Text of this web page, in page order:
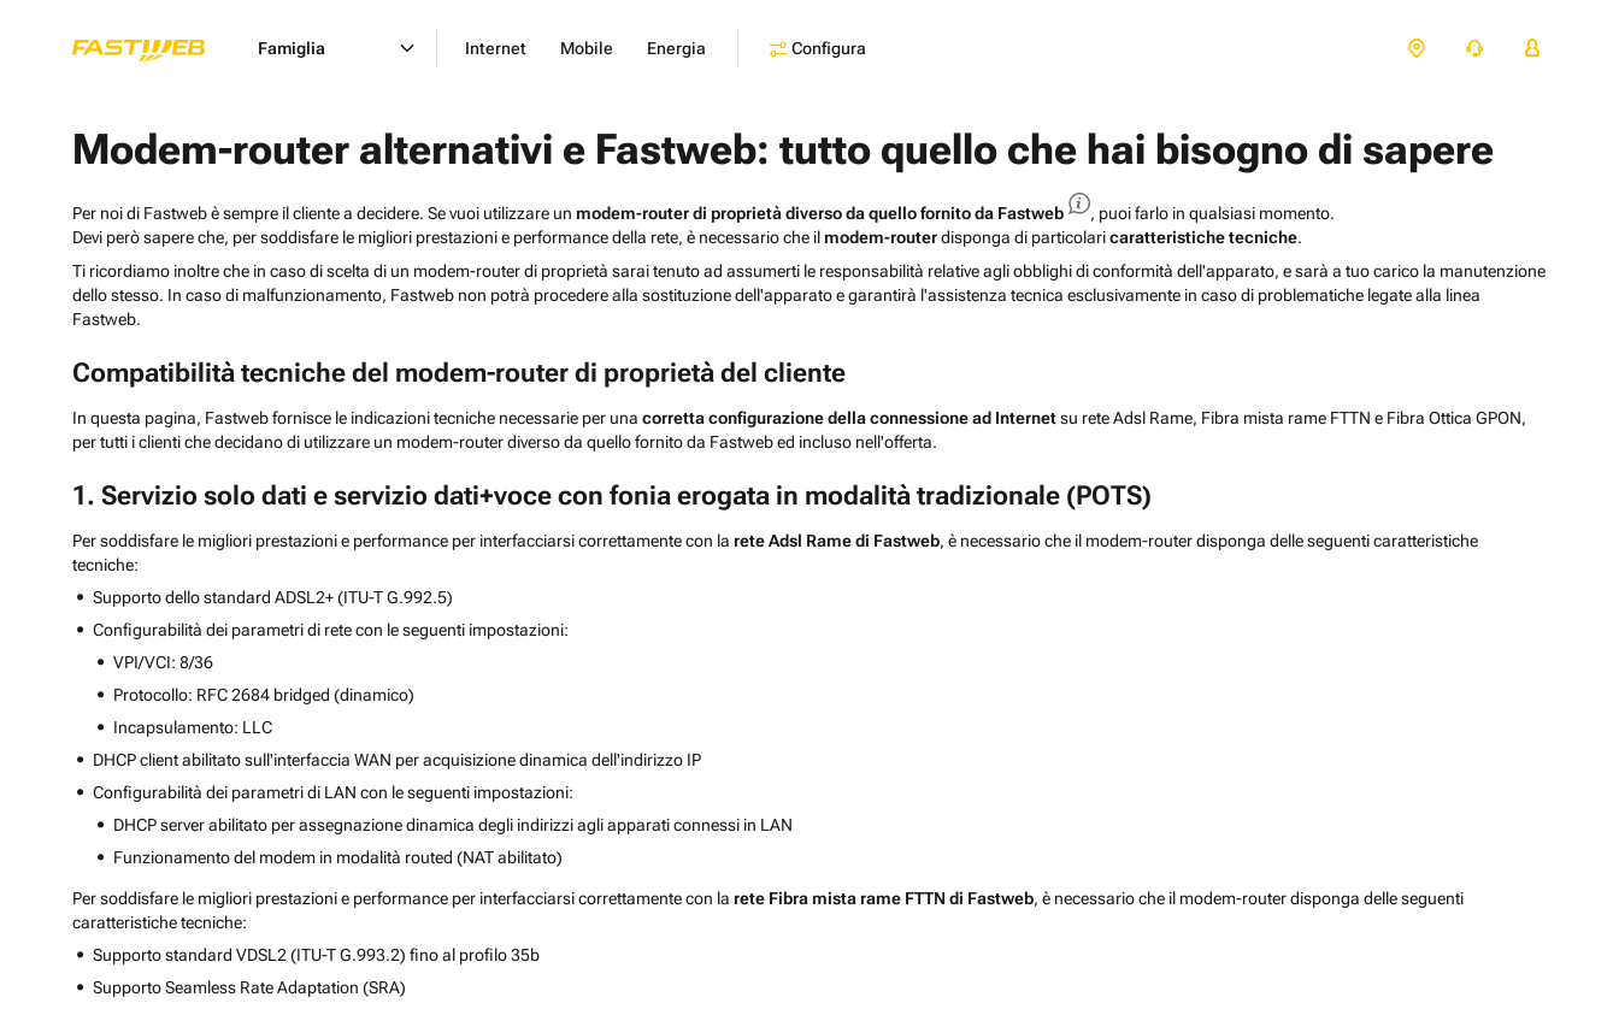
Famiglia Internet Mobile Energia Configura
Modem-router alternativi e Fastweb: tutto quello che hai bisogno di sapere
Per noi di Fastweb è sempre il cliente a decidere. Se vuoi utilizzare un modem-router di proprietà diverso da quello fornito da Fastweb
, puoi farlo in qualsiasi momento.
Devi però sapere che, per soddisfare le migliori prestazioni e performance della rete, è necessario che il modem-routerdisponga di particolaricaratteristiche tecniche.
Ti ricordiamo inoltre che in caso di scelta di un modem-router di proprietà sarai tenuto ad assumerti le responsabilità relative agli obblighi di conformità dell'apparato, e sarà a tuo carico la manutenzione
dello stesso. In caso di malfunzionamento, Fastweb non potrà procedere alla sostituzione dell'apparato e garantirà l'assistenza tecnica esclusivamente in caso di problematiche legate alla linea
Fastweb.
Compatibilità tecniche del modem-router di proprietà del cliente
In questa pagina, Fastweb fornisce le indicazioni tecniche necessarie per una corretta configurazione della connessione ad Internetsu rete Adsl Rame, Fibra mista rame FTTN e Fibra Ottica GPON,
per tutti i clienti che decidano di utilizzare un modem-router diverso da quello fornito da Fastweb ed incluso nell'offerta.
1. Servizio solo dati e servizio dati+voce con fonia erogata in modalità tradizionale (POTS)
Per soddisfare le migliori prestazioni e performance per interfacciarsi correttamente con la rete Adsl Rame di Fastweb, è necessario che il modem-router disponga delle seguenti caratteristiche
tecniche:
Supporto dello standard ADSL2+ (ITU-T G.992.5)
Configurabilità dei parametri di rete con le seguenti impostazioni:
VPI/VCI: 8/36
Protocollo: RFC 2684 bridged (dinamico)
Incapsulamento: LLC
DHCP client abilitato sull'interfaccia WAN per acquisizione dinamica dell'indirizzo IP
Configurabilità dei parametri di LAN con le seguenti impostazioni:
DHCP server abilitato per assegnazione dinamica degli indirizzi agli apparati connessi in LAN
Funzionamento del modem in modalità routed (NAT abilitato)
Per soddisfare le migliori prestazioni e performance per interfacciarsi correttamente con la rete Fibra mista rame FTTN di Fastweb, è necessario che il modem-router disponga delle seguenti
caratteristiche tecniche:
Supporto standard VDSL2 (ITU-T G.993.2) fino al profilo 35b
Supporto Seamless Rate Adaptation (SRA)